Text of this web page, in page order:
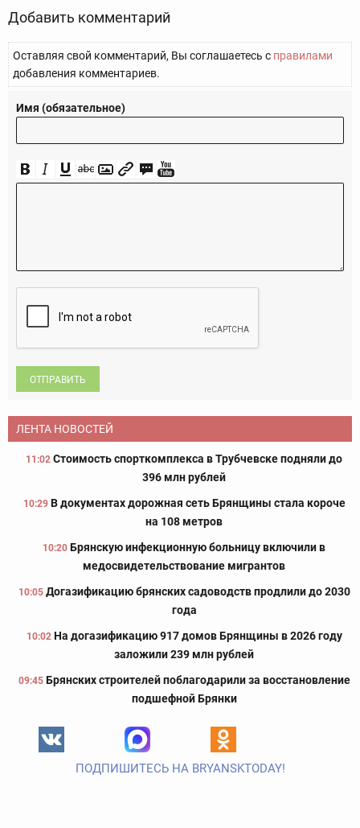
Добавить комментарий
Оставляя свой комментарий, Вы соглашаетесь с правилами
добавления комментариев.
Имя (обязательное)
ОТПРАВИТЬ
ЛЕНТА НОВОСТЕЙ
11:02 Стоимость спорткомплекса в Трубчевске подняли до
396 млн рублей
10:29 В документах дорожная сеть Брянщины стала короче
на 108 метров
10:20 Брянскую инфекционную больницу включили в
медосвидетельствование мигрантов
10:05 Догазификацию брянских садоводств продлили до 2030
года
10:02 На догазификацию 917 домов Брянщины в 2026 году
заложили 239 млн рублей
09:45 Брянских строителей поблагодарили за восстановление
подшефной Брянки
ПОДПИШИТЕСЬ НА BRYANSKTODAY!